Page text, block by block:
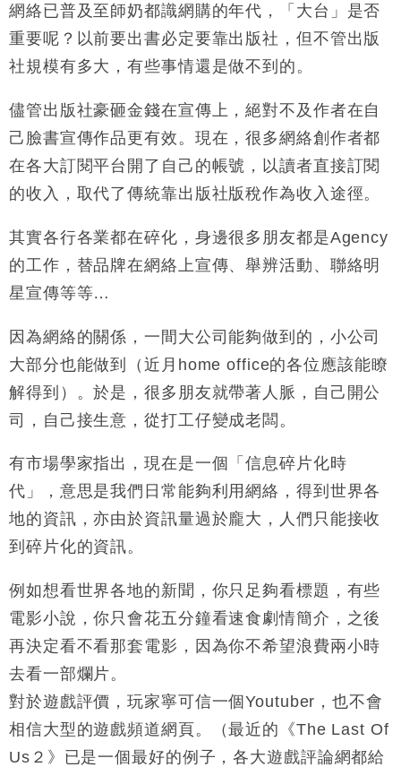
網絡已普及至師奶都識網購的年代，「大台」是否
重要呢？以前要出書必定要靠出版社，但不管出版
社規模有多大，有些事情還是做不到的。
儘管出版社豪砸金錢在宣傳上，絕對不及作者在自
己臉書宣傳作品更有效。現在，很多網絡創作者都
在各大訂閱平台開了自己的帳號，以讀者直接訂閱
的收入，取代了傳統靠出版社版稅作為收入途徑。
其實各行各業都在碎化，身邊很多朋友都是Agency
的工作，替品牌在網絡上宣傳、舉辨活動、聯絡明
星宣傳等等…
因為網絡的關係，一間大公司能夠做到的，小公司
大部分也能做到（近月home office的各位應該能瞭
解得到）。於是，很多朋友就帶著人脈，自己開公
司，自己接生意，從打工仔變成老闆。
有市場學家指出，現在是一個「信息碎片化時
代」，意思是我們日常能夠利用網絡，得到世界各
地的資訊，亦由於資訊量過於龐大，人們只能接收
到碎片化的資訊。
例如想看世界各地的新聞，你只足夠看標題，有些
電影小說，你只會花五分鐘看速食劇情簡介，之後
再決定看不看那套電影，因為你不希望浪費兩小時
去看一部爛片。
對於遊戲評價，玩家寧可信一個Youtuber，也不會
相信大型的遊戲頻道網頁。（最近的《The Last Of
Us２》已是一個最好的例子，各大遊戲評論網都給